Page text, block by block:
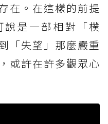
在。在這樣的前提
說是一部相對「樸
「失望」那麼嚴重
或許在許多觀眾心